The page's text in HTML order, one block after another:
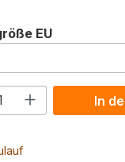
EUauswählen
Anzahl:
In